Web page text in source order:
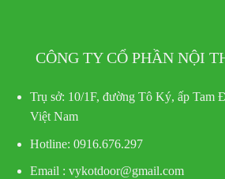
CÔNG TY CỔ PHẦN NỘI
Trụ sở: 10/1F, đường Tô Ký, ấp Tam
Việt Nam
Hotline: 0916.676.297
Email : vykotdoor@gmail.com